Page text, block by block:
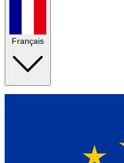
Français